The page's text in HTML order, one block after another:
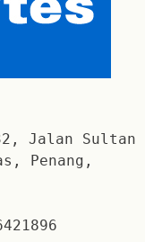
Jalan Sultan
Penang,